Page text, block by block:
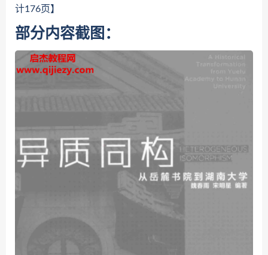
计176页】
部分内容截图：